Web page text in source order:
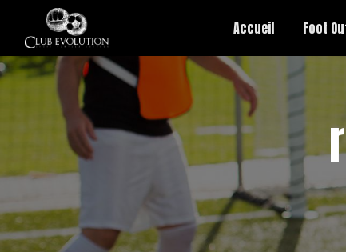
Accueil Foot
Panneau de gestion des cookies